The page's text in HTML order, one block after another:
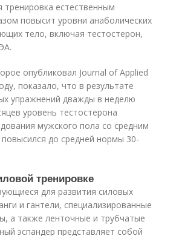
естественным
повысит уровни анаболических
тело, включая тестостерон,
опубликовал Journal of Applied
показало, что в результате
упражнений дважды в неделю
уровень тестостерона
мужского пола со средним
до средней нормы 30-
тренировке
для развития силовых
и гантели, специализированные
а также ленточные и трубчатые
эспандер представляет собой